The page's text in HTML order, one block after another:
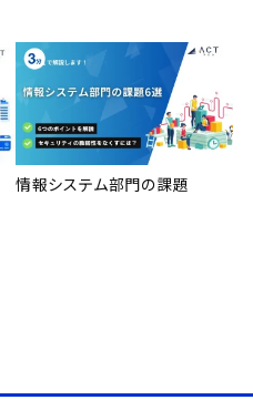
情報システム部門の課題